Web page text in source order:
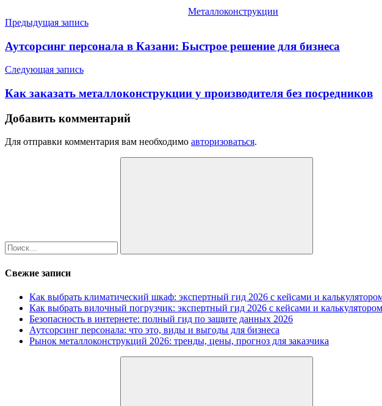
Металлоконструкции
Навигация
по
записям
Предыдущая запись
Аутсорсинг персонала в Казани: Быстрое решение для бизнеса
Следующая запись
Как заказать металлоконструкции у производителя без посредников
Добавить комментарий
Для отправки комментария вам необходимо авторизоваться.
Поиск
Свежие записи
Как выбрать климатический шкаф: экспертный гид 2026 с кейсами и
Как выбрать вилочный погрузчик: экспертный гид 2026 с кейсами и калькулятором
Безопасность в интернете: полный гид по защите данных 2026
Аутсорсинг персонала: что это, виды и выгоды для бизнеса
Рынок металлоконструкций 2026: тренды, цены, прогноз для заказчика